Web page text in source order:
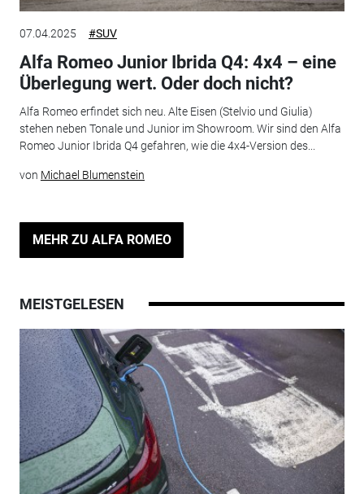
07.04.2025 #SUV
Alfa Romeo Junior Ibrida Q4: 4x4 – eine
Überlegung wert. Oder doch nicht?
Alfa Romeo erfindet sich neu. Alte Eisen (Stelvio und Giulia)
stehen neben Tonale und Junior im Showroom. Wir sind den Alfa
Romeo Junior Ibrida Q4 gefahren, wie die 4x4-Version des...
von Michael Blumenstein
MEHR ZU ALFA ROMEO
MEISTGELESEN